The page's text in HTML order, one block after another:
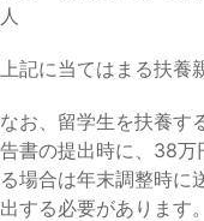
人
上記に当てはまる扶養
なお、留学生を扶養す
告書の提出時に、38万
る場合は年末調整時に
出する必要があります。